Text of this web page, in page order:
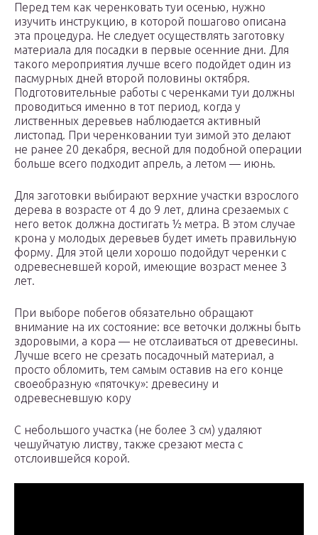
Перед тем как черенковать туи осенью, нужно
изучить инструкцию, в которой пошагово описана
эта процедура. Не следует осуществлять заготовку
материала для посадки в первые осенние дни. Для
такого мероприятия лучше всего подойдет один из
пасмурных дней второй половины октября.
Подготовительные работы с черенками туи должны
проводиться именно в тот период, когда у
лиственных деревьев наблюдается активный
листопад. При черенковании туи зимой это делают
не ранее 20 декабря, весной для подобной операции
больше всего подходит апрель, а летом — июнь.
Для заготовки выбирают верхние участки взрослого
дерева в возрасте от 4 до 9 лет, длина срезаемых с
него веток должна достигать ½ метра. В этом случае
крона у молодых деревьев будет иметь правильную
форму. Для этой цели хорошо подойдут черенки с
одревесневшей корой, имеющие возраст менее 3
лет.
При выборе побегов обязательно обращают
внимание на их состояние: все веточки должны быть
здоровыми, а кора — не отслаиваться от древесины.
Лучше всего не срезать посадочный материал, а
просто обломить, тем самым оставив на его конце
своеобразную «пяточку»: древесину и
одревесневшую кору
С небольшого участка (не более 3 см) удаляют
чешуйчатую листву, также срезают места с
отслоившейся корой.